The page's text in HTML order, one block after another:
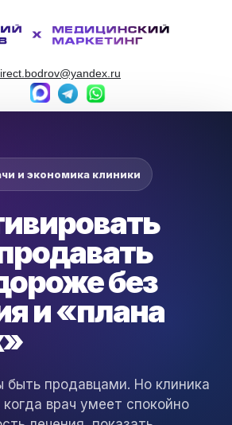
и экономика клиники
без
и «плана
быть продавцами. Но клиника
врач умеет спокойно